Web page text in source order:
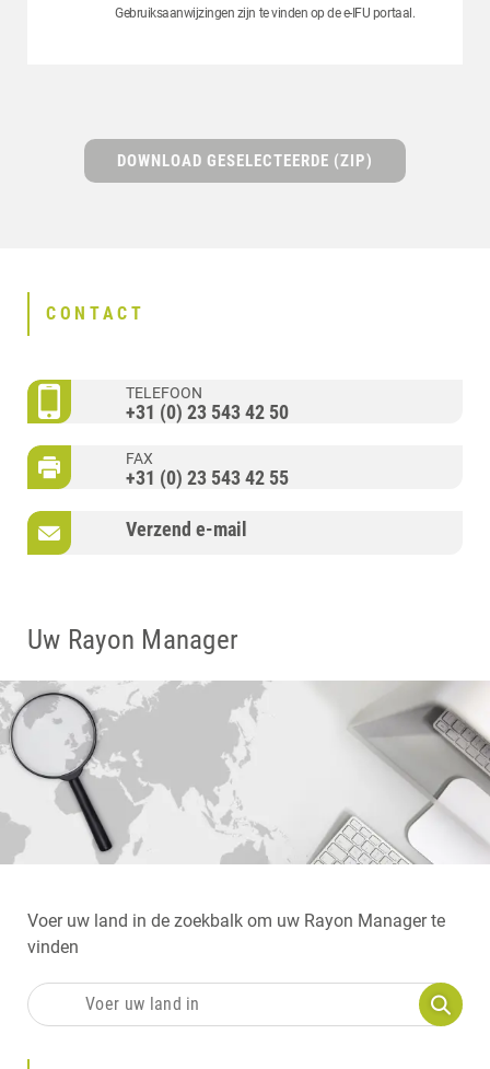
Gebruiksaanwijzingen zijn te vinden op de e-IFU portaal.
DOWNLOAD GESELECTEERDE (ZIP)
CONTACT
TELEFOON
+31 (0) 23 543 42 50
FAX
+31 (0) 23 543 42 55
Verzend e-mail
Uw Rayon Manager
Voer uw land in de zoekbalk om uw Rayon Manager te
vinden